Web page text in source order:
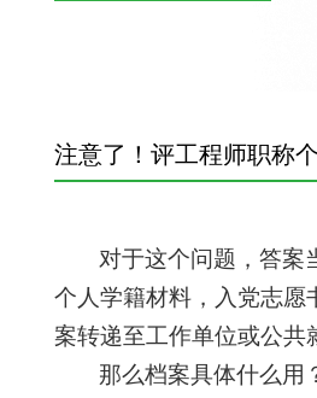
注意了！评工程师职称
对于这个问题，答案
个人学籍材料，入党志愿
案转递至工作单位或公共
那么档案具体什么用